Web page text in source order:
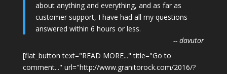
about anything and everything, and as far as
customer support, I have had all my questions
answered within 6 hours or less.
-- davutor
[flat_button text="READ MORE..." title="Go to
comment..." url="http://www.granitorock.com/2016/?